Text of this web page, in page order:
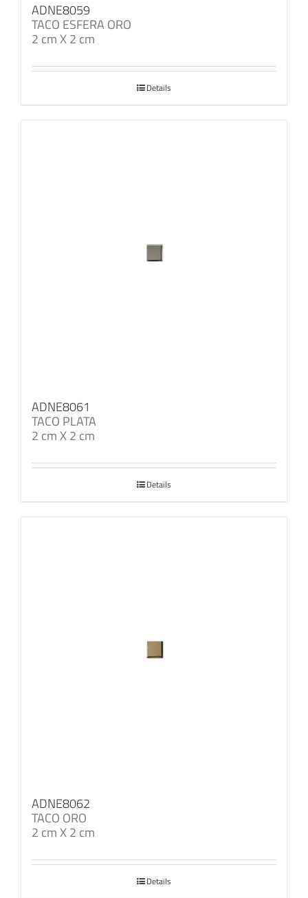
ADNE8059
TACO ESFERA ORO
2 cm X 2 cm
Details
ADNE8061
TACO PLATA
2 cm X 2 cm
Details
ADNE8062
TACO ORO
2 cm X 2 cm
Details